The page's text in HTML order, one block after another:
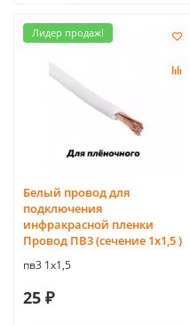
Лидер продаж!
Белый провод для
подключения
инфракрасной пленки
Провод ПВ3 (сечение 1х1,5 )
пв3 1х1,5
25 ₽